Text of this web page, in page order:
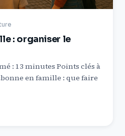
: organiser le
: 13 minutes Points clés à
en famille : que faire